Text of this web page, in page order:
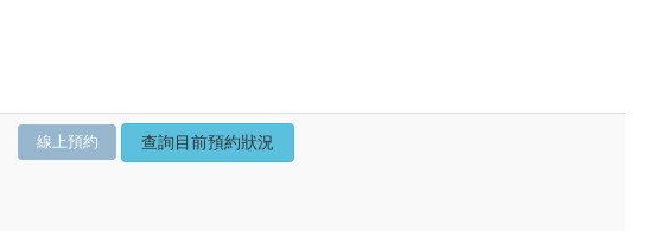
線上預約 查詢目前預約狀況